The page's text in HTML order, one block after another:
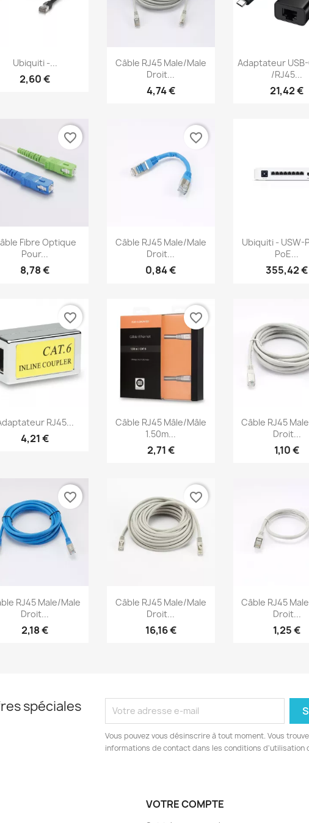
Aperçu rapide
Ubiquiti -...
2,60 €
Aperçu rapide
Câble RJ45 Male/Male
Droit...
4,74 €
Aperçu
Adaptateur
/RJ45...
21,42 €
Aperçu rapide
Fibre Optique
Pour...
8,78 €
favorite_border
Aperçu rapide
Câble RJ45 Male/Male
Droit...
0,84 €
favorite_border
Aperçu
Ubiquiti - USW-
PoE...
355,42 €
Aperçu rapide
RJ45...
4,21 €
favorite_border
Aperçu rapide
Câble RJ45 Mâle/mâle
1.50m...
2,71 €
favorite_border
Aperçu
Câble RJ45
Droit...
1,10 €
Aperçu rapide
RJ45 Male/Male
Droit...
2,18 €
favorite_border
Aperçu rapide
Câble RJ45 Male/Male
Droit...
16,16 €
favorite_border
Aperçu
Câble RJ45
Droit...
1,25 €
spéciales
Vous pouvez vous désinscrire à tout moment. Vous
informations de contact dans les conditions d'utilisation
VOTRE COMPTE